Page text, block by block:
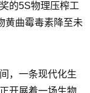
的5S物理压榨工
黄曲霉毒素降至未
，一条现代化生
开展着一场生物